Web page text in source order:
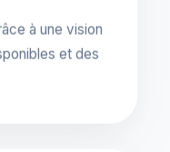
à une vision
et des